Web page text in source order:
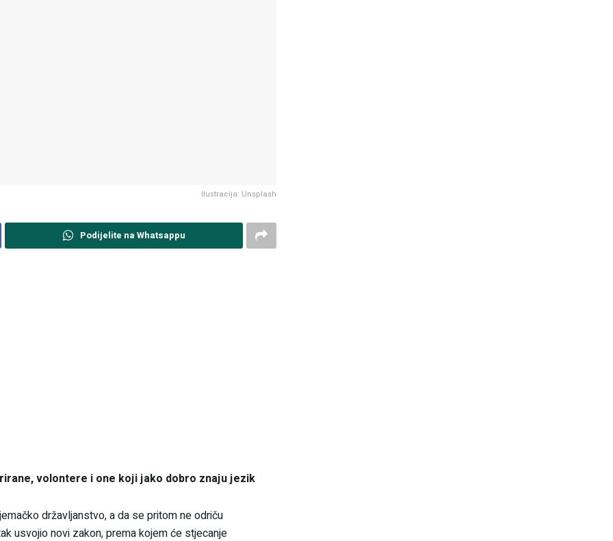
Ilustracija: Unsplash
Podijelite na Whatsappu
volontere i one koji jako dobro znaju jezik
državljanstvo, a da se pritom ne odriču
usvojio novi zakon, prema kojem će stjecanje